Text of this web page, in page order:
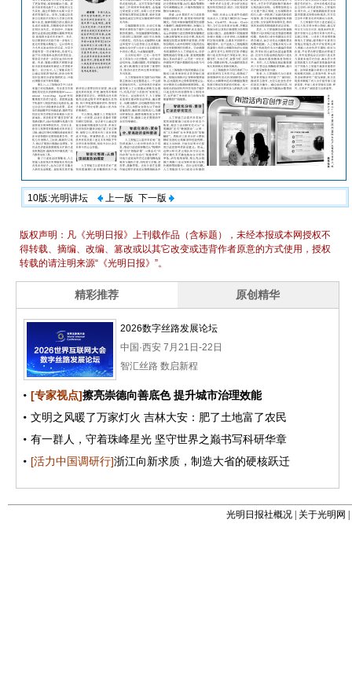
10版:光明讲坛 上一版 下一版
光明日报社概况 关于光明网